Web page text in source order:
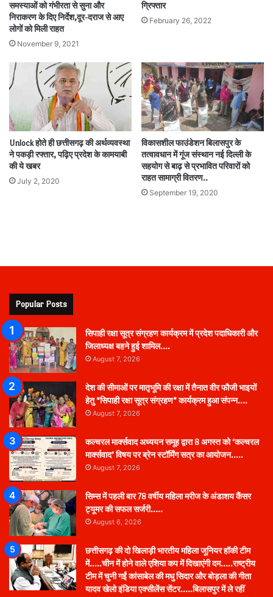
समस्याओं को गंभीरता से सुना और
निराकरण के दिए निर्देश,दूर-दराज से आए
लोगों को मिली राहत
November 9, 2021
ग्रिफ्तार
February 26, 2022
Unlock होते ही छत्तीसगढ़ की अर्थव्यवस्था
ने पकड़ी रफ्तार, पढ़िए प्रदेश के कामयाबी
की ये खबर
July 2, 2020
विकासशील फाउंडेशन बिलासपुर के
तत्वावधान में गूंज संस्थान नई दिल्ली के
सहयोग से बाढ़ से प्रभावित परिवारों को
राहत सामाग्री वितरण..
September 19, 2020
Popular Posts
सिपाही रक्षा सूत्र संग्रहण कार्यक्रम में प्रदेश पदाधिकारी और
जिलाध्यक्ष बहने हुई शामिल….
August 7, 2026
देश की सीमाओं पर मातृभूमि की रक्षा में तैनात वीर फौजी भाइयों
हेतु “सिपाही रक्षा सूत्र संग्रहण” कार्यक्रम हुआ संपन्न….
August 7, 2026
कल्चरल मार्क्सवाद अध्ययन समूह द्वारा 8 अगस्त को ‘कल्चरल
मार्क्सवाद’ विषय पर ब्रेन स्टॉर्मिंग सत्र का आयोजन…..
August 7, 2026
सिम्स में पहली बार 78 वर्षीय महिला मरीज के अंडाशय कैंसर
ट्यूमर की सफल सर्जरी…..
August 6, 2026
छत्तीसगढ़ की दो खिलाड़ी भारतीय महिला जूनियर हॉकी टीम
में…..चीन में होने वाले एशिया कप में दिखाएंगी दम…..राष्ट्रीय
टीम में चुनी गईं कांसाबेल की मधु सिदार और बोड़ला की गीता
यादव खेलो इंडिया एक्सीलेंस सेंटर…..बिलासपुर में ले रहीं